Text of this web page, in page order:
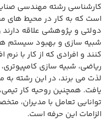
کارشناسی رشته مهندسی
است که به کار در محیط های
دولتی و پژوهشی علاقه
شبیه سازی و بهبود سیستم
کنند و افرادی که از کار با
ریاضی، شبیه سازی
لذت می برند، در این رشته
یافت. همچنین روحیه کار
توانایی تعامل با مدیران،
الزامات این حرفه است.